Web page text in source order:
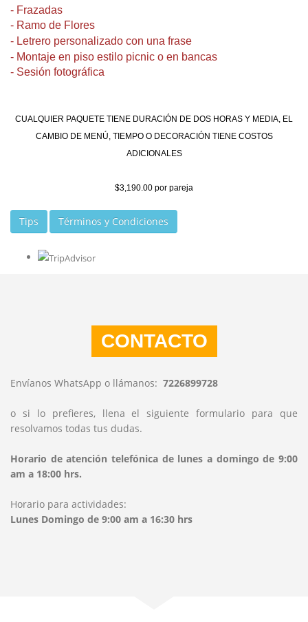
- Frazadas
- Ramo de Flores
- Letrero personalizado con una frase
- Montaje en piso estilo picnic o en bancas
- Sesión fotográfica
CUALQUIER PAQUETE TIENE DURACIÓN DE DOS HORAS Y MEDIA, EL
CAMBIO DE MENÚ, TIEMPO O DECORACIÓN TIENE COSTOS
ADICIONALES
$3,190.00 por pareja
Tips Términos y Condiciones
CONTACTO
Envíanos WhatsApp o llámanos: 7226899728
o si lo prefieres, llena el siguiente formulario para que
resolvamos todas tus dudas.
Horario de atención telefónica de lunes a domingo de 9:00
am a 18:00 hrs.
Horario para actividades:
Lunes Domingo de 9:00 am a 16:30 hrs